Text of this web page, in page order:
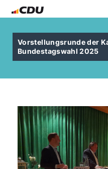
Vorstellungsrunde der
Bundestagswahl 2025